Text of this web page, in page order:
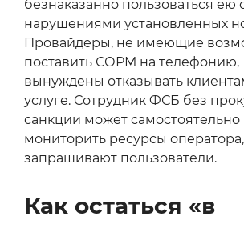
безнаказанно пользоваться ею
нарушениями установленных
Провайдеры, не имеющие
поставить СОРМ на телефонию,
вынуждены отказывать
услуге. Сотрудник ФСБ без
санкции может самостоятельно
мониторить ресурсы
запрашивают пользователи.
Как остаться «в